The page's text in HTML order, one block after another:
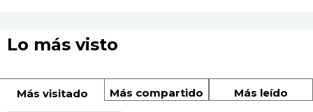
Lo más visto
Más visitado Más compartido Más leído